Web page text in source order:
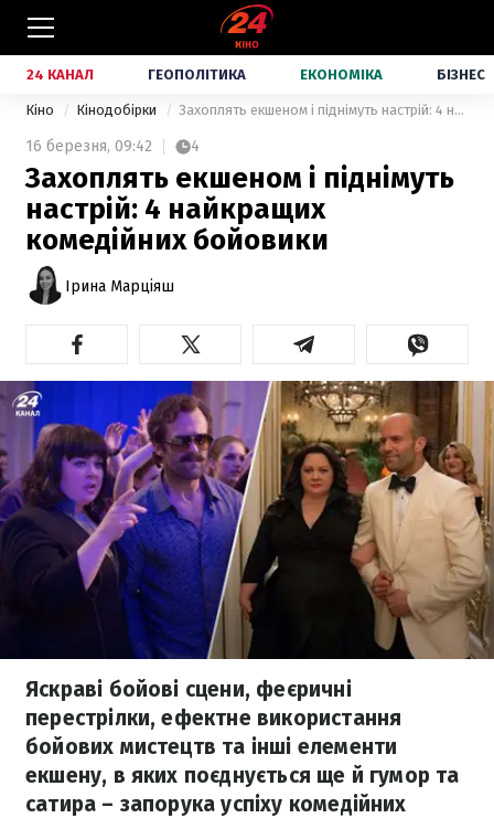
24 КАНАЛ ГЕОПОЛІТИКА ЕКОНОМІКА БІЗНЕС
Кіно Кінодобірки Захоплять екшеном і піднімуть настрій: 4 найкращих комедійних бойовики
16 березня, 09:42 4
Захоплять екшеном і піднімуть
настрій: 4 найкращих
комедійних бойовики
Ірина Марціяш
Яскраві бойові сцени, феєричні
перестрілки, ефектне використання
бойових мистецтв та інші елементи
екшену, в яких поєднується ще й гумор та
сатира – запорука успіху комедійних